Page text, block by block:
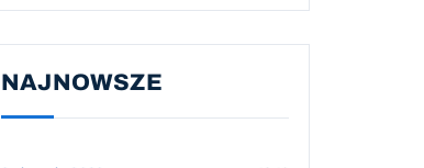
NAJNOWSZE